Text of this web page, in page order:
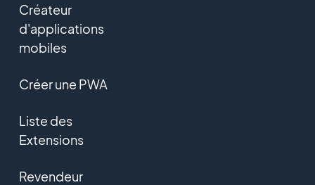
Créateur
d'applications
mobiles
Créer une PWA
Liste des
Extensions
Revendeur